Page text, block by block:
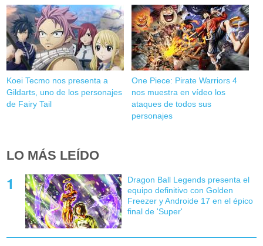
Koei Tecmo nos presenta a
Gildarts, uno de los personajes
de Fairy Tail
One Piece: Pirate Warriors 4
nos muestra en vídeo los
ataques de todos sus
personajes
LO MÁS LEÍDO
Dragon Ball Legends presenta el
equipo definitivo con Golden
Freezer y Androide 17 en el épico
final de 'Super'